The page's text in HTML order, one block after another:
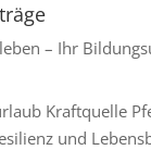
– Ihr
Kraftquelle
und